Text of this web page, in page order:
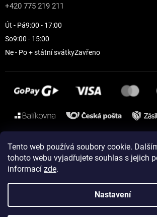
Tento web používá soubory cookie.
tohoto webu vyjadřujete souhlas s jejich
informací zde.
Nastavení
+420 775 219 211
Út - Pá9:00 - 17:00
So9:00 - 15:00
Ne - Po + státní svátkyZavřeno
Instagram
Vytvořil Shoptet